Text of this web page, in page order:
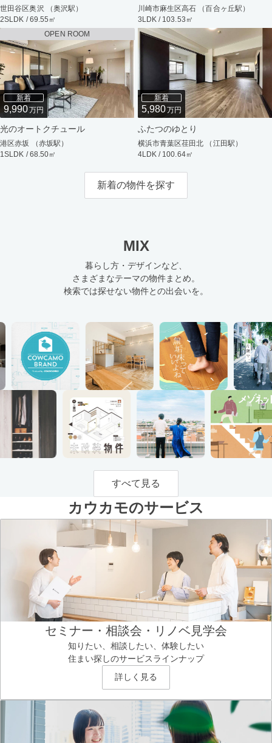
世田谷区奥沢 （奥沢駅）
2SLDK / 69.55㎡
川崎市麻生区高石 （百合ヶ丘駅）
3LDK / 103.53㎡
OPEN ROOM
新着
9,990万円
光のオートクチュール
港区赤坂 （赤坂駅）
1SLDK / 68.50㎡
新着
5,980万円
ふたつのゆとり
横浜市青葉区荏田北 （江田駅）
4LDK / 100.64㎡
新着の物件を探す
MIX
暮らし方・デザインなど、
さまざまなテーマの物件まとめ。
検索では探せない物件との出会いを。
すべて見る
カウカモのサービス
セミナー・相談会・リノベ見学会
知りたい、相談したい、体験したい
住まい探しのサービスラインナップ
詳しく見る